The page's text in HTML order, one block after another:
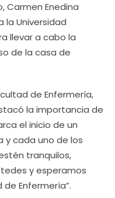
Carmen Enedina
la Universidad
llevar a cabo la
de la casa de
de Enfermería,
la importancia de
el inicio de un
y cada uno de los
tranquilos,
y esperamos
Enfermería”.